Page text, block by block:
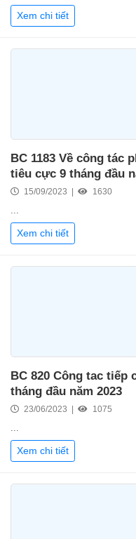
Xem chi tiết
BC 1183 Về công tác
tiêu cực 9 tháng đầu
15/09/2023 | 1630
...
Xem chi tiết
BC 820 Công tac tiếp
tháng đầu năm 2023
23/06/2023 | 1075
...
Xem chi tiết